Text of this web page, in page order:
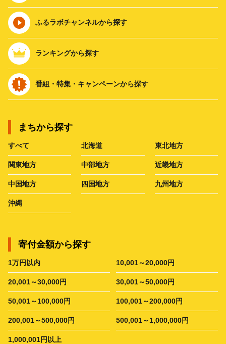
ふるラボチャンネルから探す
ランキングから探す
番組・特集・キャンペーンから探す
まちから探す
すべて 北海道 東北地方
関東地方 中部地方 近畿地方
中国地方 四国地方 九州地方
沖縄
寄付金額から探す
1万円以内 10,001～20,000円
20,001～30,000円 30,001～50,000円
50,001～100,000円 100,001～200,000円
200,001～500,000円 500,001～1,000,000円
1,000,001円以上